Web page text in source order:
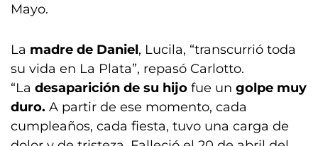
Mayo.
La madre de Daniel, Lucila, “transcurrió toda
su vida en La Plata”, repasó Carlotto.
“La desaparición de su hijo fue un golpe muy
duro. A partir de ese momento, cada
cumpleaños, cada fiesta, tuvo una carga de